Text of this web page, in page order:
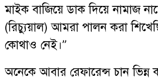
মাইক বাজিয়ে ডাক দিয়ে নামাজ
(রিচ্যুয়াল) আমরা পালন করা
কোথাও নেই।”
অনেকে আবার রেফারেন্স চান ভিন্ন